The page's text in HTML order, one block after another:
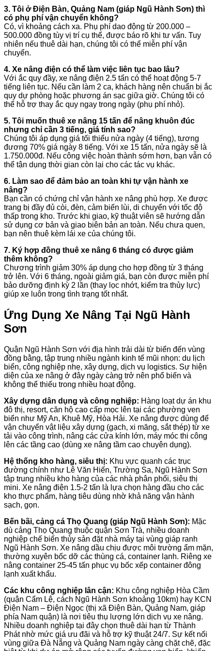
3. Tôi ở Điện Bàn, Quảng Nam (giáp Ngũ Hành Sơn) thì
có phụ phí vận chuyển không?
Có, vì khoảng cách xa. Phụ phí dao động từ 200.000 –
500.000 đồng tùy vị trí cụ thể, được báo rõ khi tư vấn. Tuy
nhiên nếu thuê dài hạn, chúng tôi có thể miễn phí vận
chuyển.
4. Xe nâng điện có thể làm việc liên tục bao lâu?
Với ắc quy đầy, xe nâng điện 2.5 tấn có thể hoạt động 5-7
tiếng liên tục. Nếu cần làm 2 ca, khách hàng nên chuẩn bị ắc
quy dự phòng hoặc phương án sạc giữa giờ. Chúng tôi có
thể hỗ trợ thay ắc quy ngay trong ngày (phụ phí nhỏ).
5. Tôi muốn thuê xe nâng 15 tấn để nâng khuôn đúc
nhưng chỉ cần 3 tiếng, giá tính sao?
Chúng tôi áp dụng giá tối thiểu nửa ngày (4 tiếng), tương
đương 70% giá ngày 8 tiếng. Với xe 15 tấn, nửa ngày sẽ là
1.750.000đ. Nếu công việc hoàn thành sớm hơn, bạn vẫn có
thể tận dụng thời gian còn lại cho các tác vụ khác.
6. Làm sao để đảm bảo an toàn khi tự vận hành xe
nâng?
Bạn cần có chứng chỉ vận hành xe nâng phù hợp. Xe được
trang bị đầy đủ còi, đèn, cảm biến lùi, di chuyển với tốc độ
thấp trong kho. Trước khi giao, kỹ thuật viên sẽ hướng dẫn
sử dụng cơ bản và giao biên bản an toàn. Nếu chưa quen,
bạn nên thuê kèm lái xe của chúng tôi.
7. Ký hợp đồng thuê xe nâng 6 tháng có được giảm
thêm không?
Chương trình giảm 30% áp dụng cho hợp đồng từ 3 tháng
trở lên. Với 6 tháng, ngoài giảm giá, bạn còn được miễn phí
bảo dưỡng định kỳ 2 lần (thay lọc nhớt, kiểm tra thủy lực)
giúp xe luôn trong tình trạng tốt nhất.
Ứng Dụng Xe Nâng Tại Ngũ Hành
Sơn
Quận Ngũ Hành Sơn với địa hình trải dài từ biển đến vùng
đồng bằng, tập trung nhiều ngành kinh tế mũi nhọn: du lịch
biển, công nghiệp nhẹ, xây dựng, dịch vụ logistics. Sự hiện
diện của xe nâng ở đây ngày càng trở nên phổ biến và
không thể thiếu trong nhiều hoạt động.
Xây dựng dân dụng và công nghiệp: Hàng loạt dự án khu
đô thị, resort, căn hộ cao cấp mọc lên tại các phường ven
biển như Mỹ An, Khuê Mỹ, Hòa Hải. Xe nâng được dùng để
vận chuyển vật liệu xây dựng (gạch, xi măng, sắt thép) từ xe
tải vào công trình, nâng các cửa kính lớn, máy móc thi công
lên các tầng cao (dùng xe nâng tầm cao chuyên dụng).
Hệ thống kho hàng, siêu thị: Khu vực quanh các trục
đường chính như Lê Văn Hiến, Trường Sa, Ngũ Hành Sơn
tập trung nhiều kho hàng của các nhà phân phối, siêu thị
mini. Xe nâng điện 1.5-2 tấn là lựa chọn hàng đầu cho các
kho thực phẩm, hàng tiêu dùng nhờ khả năng vận hành
sạch, gọn.
Bến bãi, cảng cá Thọ Quang (giáp Ngũ Hành Sơn): Mặc
dù cảng Thọ Quang thuộc quận Sơn Trà, nhiều doanh
nghiệp chế biến thủy sản đặt nhà máy tại vùng giáp ranh
Ngũ Hành Sơn. Xe nâng dầu chịu được môi trường ẩm mặn,
thường xuyên bốc dỡ các thùng cá, container lạnh. Riêng xe
nâng container 25-45 tấn phục vụ bốc xếp container đông
lạnh xuất khẩu.
Các khu công nghiệp lân cận: Khu công nghiệp Hòa Cầm
(quận Cẩm Lệ, cách Ngũ Hành Sơn khoảng 10km) hay KCN
Điện Nam – Điện Ngọc (thị xã Điện Bàn, Quảng Nam, giáp
phía Nam quận) là nơi tiêu thụ lượng lớn dịch vụ xe nâng.
Nhiều doanh nghiệp tại đây chọn thuê dài hạn từ Thành
Phát nhờ mức giá ưu đãi và hỗ trợ kỹ thuật 24/7. Sự kết nối
vùng giữa Đà Nẵng và Quảng Nam ngày càng chặt chẽ, đặc